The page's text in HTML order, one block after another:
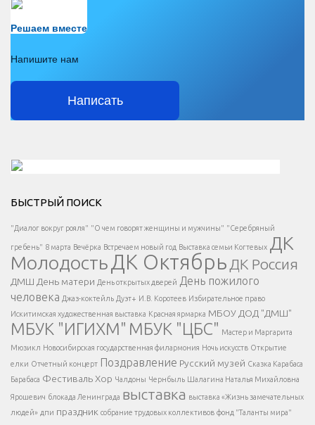
Решаем вместе
Напишите нам
Написать
Есть вопрос?
Напишите нам
</span >
Написать
</button >
</div >
</div > </div >
БЫСТРЫЙ ПОИСК
"Диалог вокруг рояля" "О чем говорят женщины и мужчины" "Серебряный
гребень" 8 марта Вечёрка Встречаем новый год Выставка семьи Когтевых ДК
МолодостьДК Октябрь ДК Россия
ДМШ День матери День открытых дверей День пожилого
человека Джаз-коктейль Дуэт+ И.В. Коротеев Избирательное право
Искитимская художественная выставка Красная ярмарка МБОУ ДОД "ДМШ"
МБУК "ИГИХМ" МБУК "ЦБС" Мастер и Маргарита
Мюзикл Новосибирская государственная филармония Ночь искусств Открытие
елки Отчетный концерт Поздравление Русский музей Сказка Карабаса
Барабаса Фестиваль Хор Чалдоны Чернбыль Шалагина Наталья Михайловна
Ярошевич блокада Ленинграда выставка выставка «Жизнь замечательных
людей» дпи праздник собрание трудовых коллективов фонд "Таланты мира"